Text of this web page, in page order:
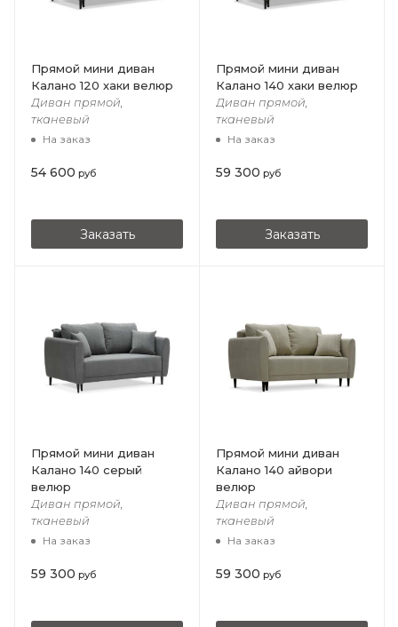
Прямой мини диван
Калано 120 хаки велюр
Диван прямой,
тканевый
На заказ
54 600 руб
Заказать
Прямой мини диван
Калано 140 хаки велюр
Диван прямой,
тканевый
На заказ
59 300 руб
Заказать
Прямой мини диван
Калано 140 серый
велюр
Диван прямой,
тканевый
На заказ
59 300 руб
Прямой мини диван
Калано 140 айвори
велюр
Диван прямой,
тканевый
На заказ
59 300 руб